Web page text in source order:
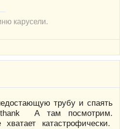
карусели.
трубу и спаять
А там посмотрим.
катастрофически.